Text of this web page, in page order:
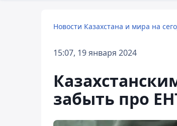
Новости Казахстана и мира на
15:07, 19 января 2024
забыть про